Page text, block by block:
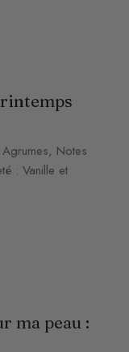
Notes
: Vanille et
ma peau :